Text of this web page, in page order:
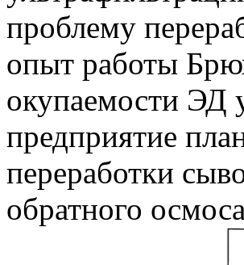
проблему
опыт работы
окупаемости ЭД
предприятие
переработки
обратного